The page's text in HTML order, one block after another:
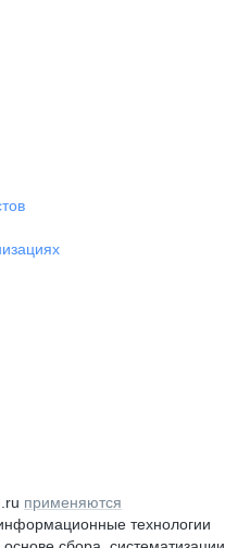
применяются
технологии